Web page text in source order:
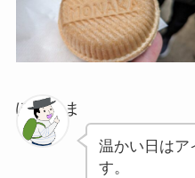
ぽちゃま
温かい日はア
す。